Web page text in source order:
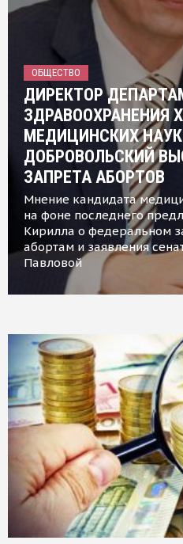
ОБЩЕСТВО
ДИРЕКТОР
ЗДРАВООХРАНЕНИЯ
МЕДИЦИНСКИХ
ДОБРОВОЛЬСКИЙ
ЗАПРЕТА АБОРТОВ
Мнение кандидата
на фоне последнего
Кирилла о федеральном
абортам и заявления
Павловой